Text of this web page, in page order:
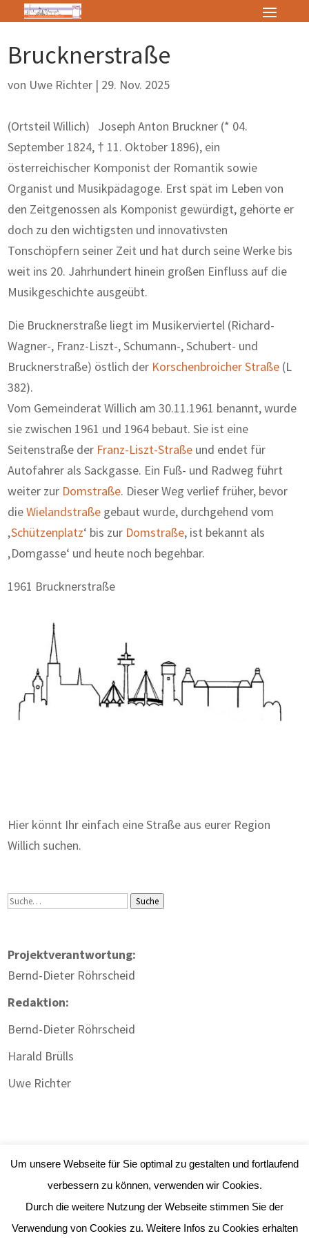
Brucknerstraße
von Uwe Richter | 29. Nov. 2025
(Ortsteil Willich) Joseph Anton Bruckner (* 04.
September 1824, † 11. Oktober 1896), ein
österreichischer Komponist der Romantik sowie
Organist und Musikpädagoge. Erst spät im Leben von
den Zeitgenossen als Komponist gewürdigt, gehörte er
doch zu den wichtigsten und innovativsten
Tonschöpfern seiner Zeit und hat durch seine Werke bis
weit ins 20. Jahrhundert hinein großen Einfluss auf die
Musikgeschichte ausgeübt.
Die Brucknerstraße liegt im Musikerviertel (Richard-
Wagner-, Franz-Liszt-, Schumann-, Schubert- und
Brucknerstraße) östlich der Korschenbroicher Straße (L
382).
Vom Gemeinderat Willich am 30.11.1961 benannt, wurde
sie zwischen 1961 und 1964 bebaut. Sie ist eine
Seitenstraße der Franz-Liszt-Straße und endet für
Autofahrer als Sackgasse. Ein Fuß- und Radweg führt
weiter zur Domstraße. Dieser Weg verlief früher, bevor
dieWielandstraße gebaut wurde, durchgehend vom
‚Schützenplatz‘ bis zur Domstraße, ist bekannt als
‚Domgasse‘ und heute noch begehbar.
1961 Brucknerstraße
Hier könnt Ihr einfach eine Straße aus eurer Region
Willich suchen.
Suche Suche
Projektverantwortung:
Bernd-Dieter Röhrscheid
Redaktion:
Bernd-Dieter Röhrscheid
Harald Brülls
Uwe Richter
Um unsere Webseite für Sie optimal zu gestalten und fortlaufend
verbessern zu können, verwenden wir Cookies.
Durch die weitere Nutzung der Webseite stimmen Sie der
Verwendung von Cookies zu. Weitere Infos zu Cookies erhalten